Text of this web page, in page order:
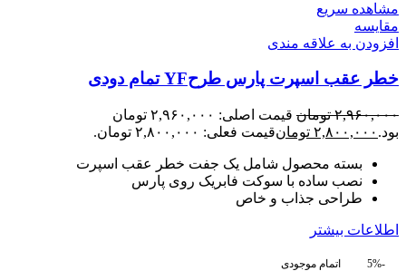
مشاهده سریع
مقایسه
افزودن به علاقه مندی
خطر عقب اسپرت پارس طرحYF تمام دودی
۲,۹۶۰,۰۰۰ تومان
قیمت اصلی: ۲,۹۶۰,۰۰۰ تومان
بود. ۲,۸۰۰,۰۰۰ تومانقیمت فعلی: ۲,۸۰۰,۰۰۰ تومان.
بسته محصول شامل یک جفت خطر عقب اسپرت
نصب ساده با سوکت فابریک روی پارس
طراحی جذاب و خاص
اطلاعات بیشتر
-5% اتمام موجودی